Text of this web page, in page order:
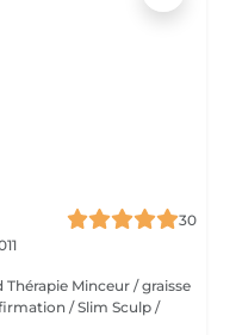
30
Thérapie Minceur / graisse
/ Slim Sculp /